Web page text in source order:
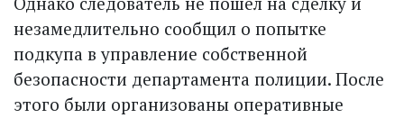
незамедлительно сообщил о попытке
подкупа в управление собственной
безопасности департамента полиции. После
этого были организованы оперативные